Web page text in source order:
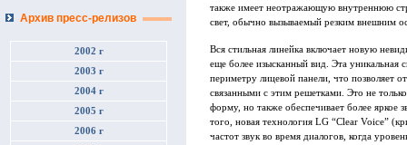
Архив пресс-релизов
2002 г
2003 г
2004 г
2005 г
2006 г
также имеет неотражающую внутреннюю
свет, обычно вызываемый резким внешним
Вся стильная линейка включает новую
еще более изысканный вид. Эта уникальная
периметру лицевой панели, что позволяет
связанными с этим решетками. Это не
форму, но также обеспечивает более яркое
того, новая технология LG “Clear Voice”
частот звук во время диалогов, когда